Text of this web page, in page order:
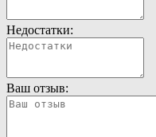
Недостатки:
Ваш отзыв: